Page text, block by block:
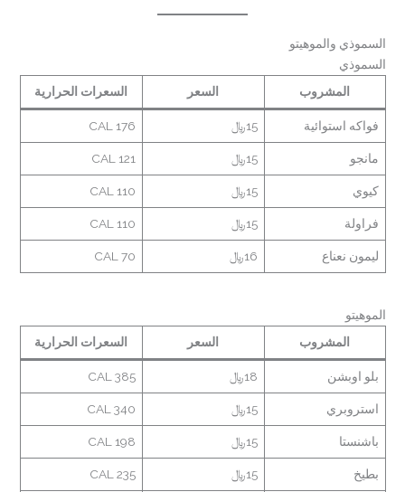
السموذي والموهيتو
السموذي
المشروب
السعر السعرات الحرارية
فواكه استوائية 15﷼ 176 CAL
مانجو 15﷼ 121 CAL
كيوي 15﷼ 110 CAL
فراولة 15﷼ 110 CAL
ليمون نعناع 16﷼ 70 CAL
الموهيتو
المشروب
السعر السعرات الحرارية
بلو اوبشن 18﷼ 385 CAL
استروبري 15﷼ 340 CAL
باشنستا 15﷼ 198 CAL
بطيخ 15﷼ 235 CAL